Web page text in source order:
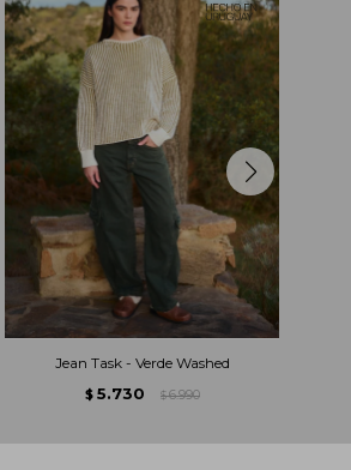
Jean Task - Verde Washed
$ 5.730 $ 6.990